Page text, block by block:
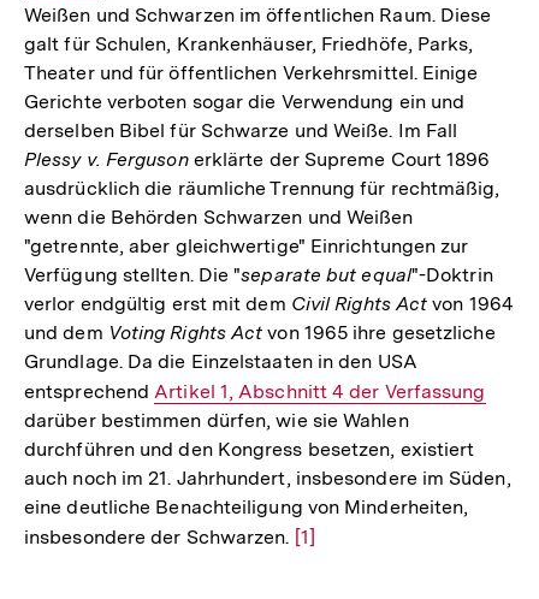
Weißen und Schwarzen im öffentlichen Raum. Diese
galt für Schulen, Krankenhäuser, Friedhöfe, Parks,
Theater und für öffentlichen Verkehrsmittel. Einige
Gerichte verboten sogar die Verwendung ein und
derselben Bibel für Schwarze und Weiße. Im Fall
Plessy v. Fergusonerklärte der Supreme Court 1896
ausdrücklich die räumliche Trennung für rechtmäßig,
wenn die Behörden Schwarzen und Weißen
"getrennte, aber gleichwertige" Einrichtungen zur
Verfügung stellten. Die "separate but equal"-Doktrin
verlor endgültig erst mit dem Civil Rights Act von 1964
und dem Voting Rights Actvon 1965 ihre gesetzliche
Grundlage. Da die Einzelstaaten in den USA
entsprechendInterner
Link:
Artikel 1, Abschnitt 4 der Verfassung
darüber bestimmen dürfen, wie sie Wahlen
durchführen und den Kongress besetzen, existiert
auch noch im 21. Jahrhundert, insbesondere im Süden,
eine deutliche Benachteiligung von Minderheiten,
insbesondere der Schwarzen. Zur
[1]